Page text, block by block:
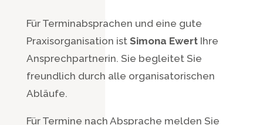
Für Terminabsprachen und eine gute
Praxisorganisation ist Simona EwertIhre
Ansprechpartnerin. Sie begleitet Sie
freundlich durch alle organisatorischen
Abläufe.
Für Termine nach Absprache melden Sie